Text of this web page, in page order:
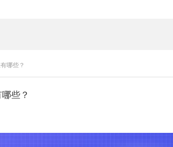
哪些？
些？